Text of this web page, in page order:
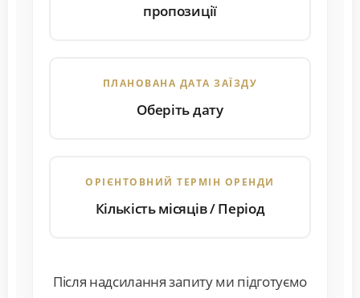
пропозиції
ПЛАНОВАНА ДАТА ЗАЇЗДУ
Оберіть дату
ОРІЄНТОВНИЙ ТЕРМІН ОРЕНДИ
Кількість місяців / Період
Після надсилання запиту ми підготуємо